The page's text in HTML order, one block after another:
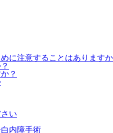
に注意することはあります
？
い